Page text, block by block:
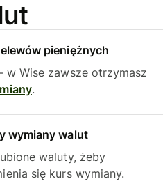
pieniężnych
w Wise zawsze otrzymasz
.
wymiany walut
waluty, żeby
się kurs wymiany.